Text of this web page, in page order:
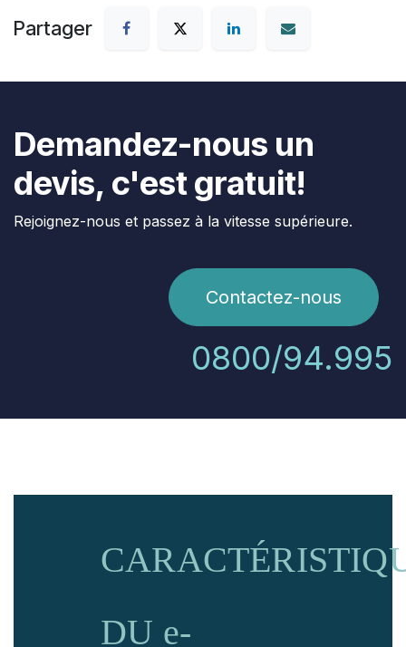
Partager
Demandez-nous un
devis, c'est gratuit!
Rejoignez-nous et passez à la vitesse supérieure.
Contactez-nous
0800/94.995
DU e-